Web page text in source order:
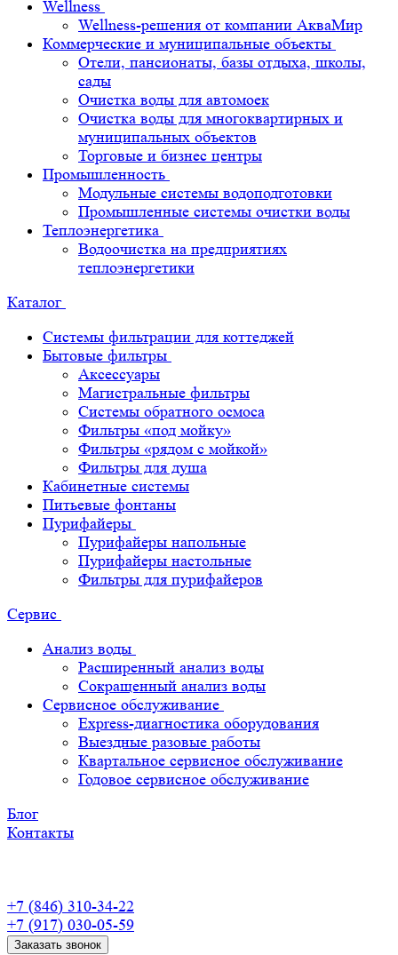
Wellness
Wellness-решения от компании АкваМир
Коммерческие и муниципальные объекты
Отели, пансионаты, базы отдыха, школы,
сады
Очистка воды для автомоек
Очистка воды для многоквартирных и
муниципальных объектов
Торговые и бизнес центры
Промышленность
Модульные системы водоподготовки
Промышленные системы очистки воды
Теплоэнергетика
Водоочистка на предприятиях
теплоэнергетики
Каталог
Системы фильтрации для коттеджей
Бытовые фильтры
Аксессуары
Магистральные фильтры
Системы обратного осмоса
Фильтры «под мойку»
Фильтры «рядом с мойкой»
Фильтры для душа
Кабинетные системы
Питьевые фонтаны
Пурифайеры
Пурифайеры напольные
Пурифайеры настольные
Фильтры для пурифайеров
Сервис
Анализ воды
Расширенный анализ воды
Сокращенный анализ воды
Сервисное обслуживание
Express-диагностика оборудования
Выездные разовые работы
Квартальное сервисное обслуживание
Годовое сервисное обслуживание
Блог
Контакты
+7 (846) 310-34-22
+7 (917) 030-05-59
Заказать звонок